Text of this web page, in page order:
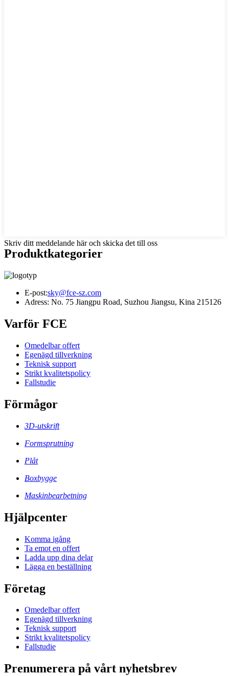
Skriv ditt meddelande här och skicka det till oss
Produktkategorier
E-post:sky@fce-sz.com
Adress: No. 75 Jiangpu Road, Suzhou Jiangsu, Kina 215126
Varför FCE
Omedelbar offert
Egenägd tillverkning
Teknisk support
Strikt kvalitetspolicy
Fallstudie
Förmågor
3D-utskrift
Formsprutning
Plåt
Boxbygge
Maskinbearbetning
Hjälpcenter
Komma igång
Ta emot en offert
Ladda upp dina delar
Lägga en beställning
Företag
Omedelbar offert
Egenägd tillverkning
Teknisk support
Strikt kvalitetspolicy
Fallstudie
Prenumerera på vårt nyhetsbrev